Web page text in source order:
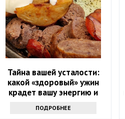
Тайна вашей усталости:
какой «здоровый» ужин
крадет вашу энергию и
ПОДРОБНЕЕ